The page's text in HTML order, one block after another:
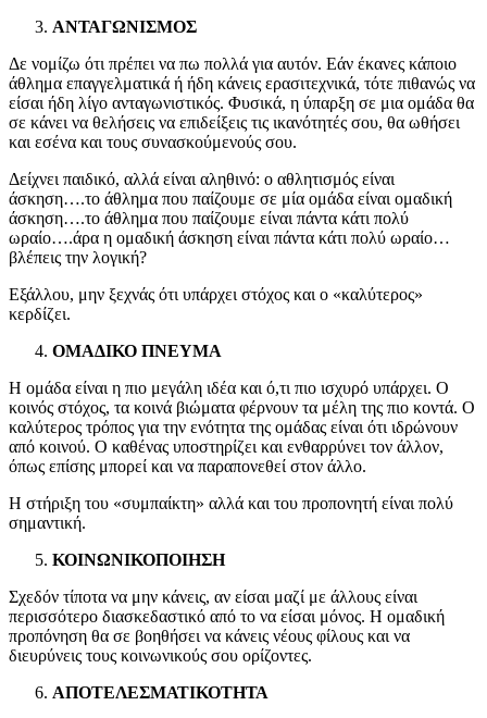
ΑΝΤΑΓΩΝΙΣΜΟΣ
Δε νομίζω ότι πρέπει να πω πολλά για αυτόν. Εάν έκανες κάποιο
άθλημα επαγγελματικά ή ήδη κάνεις ερασιτεχνικά, τότε πιθανώς να
είσαι ήδη λίγο ανταγωνιστικός. Φυσικά, η ύπαρξη σε μια ομάδα θα
σε κάνει να θελήσεις να επιδείξεις τις ικανότητές σου, θα ωθήσει
και εσένα και τους συνασκούμενούς σου.
Δείχνει παιδικό, αλλά είναι αληθινό: ο αθλητισμός είναι
άσκηση….το άθλημα που παίζουμε σε μία ομάδα είναι ομαδική
άσκηση….το άθλημα που παίζουμε είναι πάντα κάτι πολύ
ωραίο….άρα η ομαδική άσκηση είναι πάντα κάτι πολύ ωραίο…
βλέπεις την λογική?
Εξάλλου, μην ξεχνάς ότι υπάρχει στόχος και ο «καλύτερος»
κερδίζει.
ΟΜΑΔΙΚΟ ΠΝΕΥΜΑ
Η ομάδα είναι η πιο μεγάλη ιδέα και ό,τι πιο ισχυρό υπάρχει. Ο
κοινός στόχος, τα κοινά βιώματα φέρνουν τα μέλη της πιο κοντά. Ο
καλύτερος τρόπος για την ενότητα της ομάδας είναι ότι ιδρώνουν
από κοινού. Ο καθένας υποστηρίζει και ενθαρρύνει τον άλλον,
όπως επίσης μπορεί και να παραπονεθεί στον άλλο.
Η στήριξη του «συμπαίκτη» αλλά και του προπονητή είναι πολύ
σημαντική.
ΚΟΙΝΩΝΙΚΟΠΟΙΗΣΗ
Σχεδόν τίποτα να μην κάνεις, αν είσαι μαζί με άλλους είναι
περισσότερο διασκεδαστικό από το να είσαι μόνος. Η ομαδική
προπόνηση θα σε βοηθήσει να κάνεις νέους φίλους και να
διευρύνεις τους κοινωνικούς σου ορίζοντες.
ΑΠΟΤΕΛΕΣΜΑΤΙΚΟΤΗΤΑ